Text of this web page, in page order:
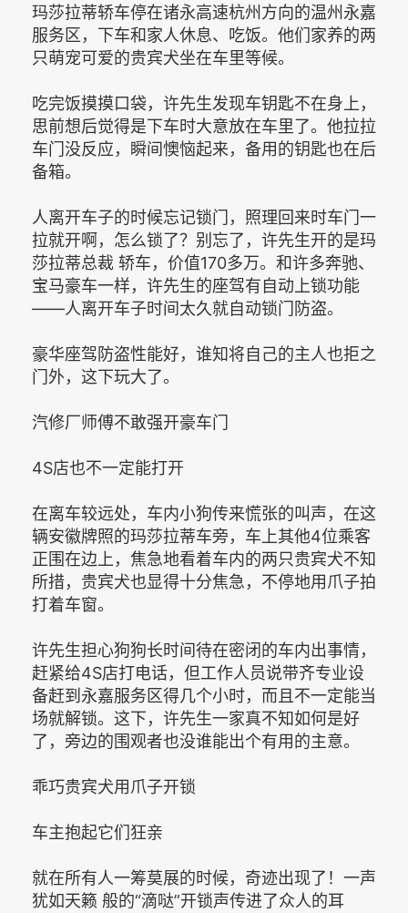
玛莎拉蒂轿车停在诸永高速杭州方向的温州永嘉
服务区，下车和家人休息、吃饭。他们家养的两
只萌宠可爱的贵宾犬坐在车里等候。
吃完饭摸摸口袋，许先生发现车钥匙不在身上，
思前想后觉得是下车时大意放在车里了。他拉拉
车门没反应，瞬间懊恼起来，备用的钥匙也在后
备箱。
人离开车子的时候忘记锁门，照理回来时车门一
拉就开啊，怎么锁了？别忘了，许先生开的是玛
莎拉蒂总裁 轿车，价值170多万。和许多奔驰、
宝马豪车一样，许先生的座驾有自动上锁功能
——人离开车子时间太久就自动锁门防盗。
豪华座驾防盗性能好，谁知将自己的主人也拒之
门外，这下玩大了。
汽修厂师傅不敢强开豪车门
4S店也不一定能打开
在离车较远处，车内小狗传来慌张的叫声，在这
辆安徽牌照的玛莎拉蒂车旁，车上其他4位乘客
正围在边上，焦急地看着车内的两只贵宾犬不知
所措，贵宾犬也显得十分焦急，不停地用爪子拍
打着车窗。
许先生担心狗狗长时间待在密闭的车内出事情，
赶紧给4S店打电话，但工作人员说带齐专业设
备赶到永嘉服务区得几个小时，而且不一定能当
场就解锁。这下，许先生一家真不知如何是好
了，旁边的围观者也没谁能出个有用的主意。
乖巧贵宾犬用爪子开锁
车主抱起它们狂亲
就在所有人一筹莫展的时候，奇迹出现了！一声
犹如天籁 般的“滴哒”开锁声传进了众人的耳